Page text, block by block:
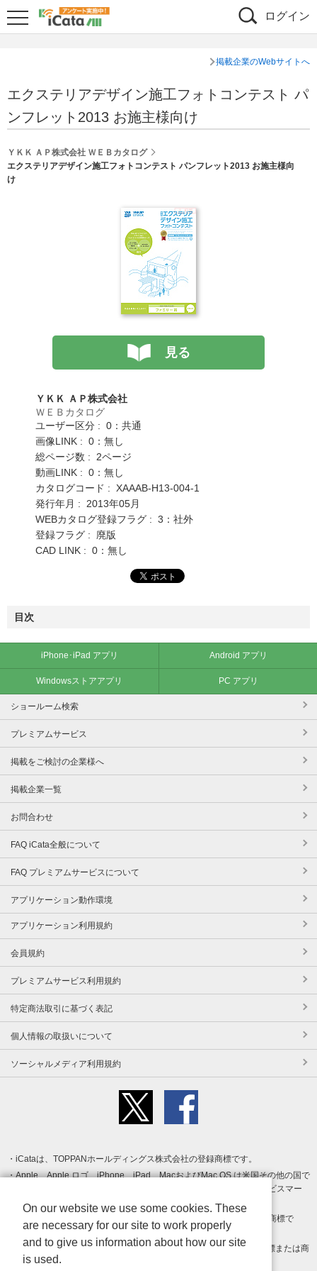
ログイン
掲載企業のWebサイトへ
エクステリアデザイン施工フォトコンテスト パ
ンフレット2013 お施主様向け
ＹＫＫ ＡＰ株式会社 ＷＥＢカタログ
エクステリアデザイン施工フォトコンテスト パンフレット2013 お施主様向
け
見る
ＹＫＫ ＡＰ株式会社
ＷＥＢカタログ
ユーザー区分 : 0：共通
画像LINK : 0：無し
総ページ数 : 2ページ
動画LINK : 0：無し
カタログコード : XAAAB-H13-004-1
発行年月 : 2013年05月
WEBカタログ登録フラグ : 3：社外
登録フラグ : 廃版
CAD LINK : 0：無し
目次
iPhone･iPad アプリ Android アプリ
Windowsストアアプリ PC アプリ
ショールーム検索
プレミアムサービス
掲載をご検討の企業様へ
掲載企業一覧
お問合わせ
FAQ iCata全般について
FAQ プレミアムサービスについて
アプリケーション動作環境
アプリケーション利用規約
会員規約
プレミアムサービス利用規約
特定商法取引に基づく表記
個人情報の取扱いについて
ソーシャルメディア利用規約
iCataは、TOPPANホールディングス株式会社の登録商標です。
Apple、Apple ロゴ、iPhone、iPad、MacおよびMac OS は米国その他の国で
登録された Apple Inc. の商標です。App Store は Apple Inc. のサービスマー
クです。
Android、Google Play および Google Play ロゴ は Google LLC の商標で
す。
Windows は Microsoft Inc.の米国およびその他の国における登録商標または商
標です。
On our website we use some cookies. These
are necessary for our site to work properly
and to give us information about how our site
is used.